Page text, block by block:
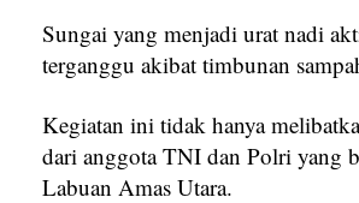
Sungai yang menjadi urat nadi
terganggu akibat timbunan
Kegiatan ini tidak hanya
dari anggota TNI dan Polri yang
Labuan Amas Utara.